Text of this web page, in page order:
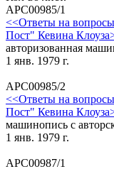
АРС00985/1
<<Ответы на
Пост" Кевина
авторизованная
1 янв. 1979 г.
АРС00985/2
<<Ответы на
Пост" Кевина
машинопись с
1 янв. 1979 г.
АРС00987/1